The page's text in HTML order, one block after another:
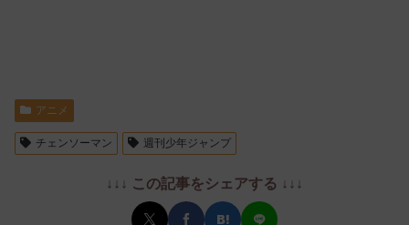
アニメ
チェンソーマン 週刊少年ジャンプ
↓↓↓ この記事をシェアする ↓↓↓